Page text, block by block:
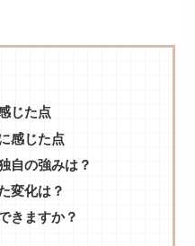
じた点
感じた点
自の強みは？
変化は？
きますか？